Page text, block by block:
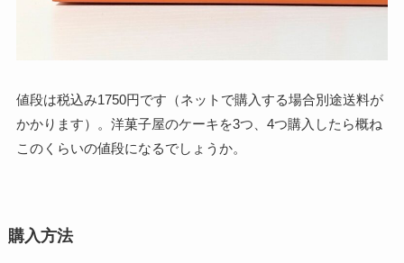
値段は税込み1750円です（ネットで購入する場合別途送料が
かかります）。洋菓子屋のケーキを3つ、4つ購入したら概ね
このくらいの値段になるでしょうか。
購入方法